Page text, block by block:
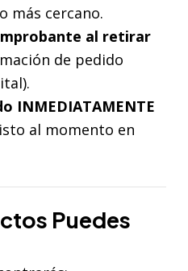
más cercano.
al retirar
de pedido
INMEDIATAMENTE
al momento en
Puedes